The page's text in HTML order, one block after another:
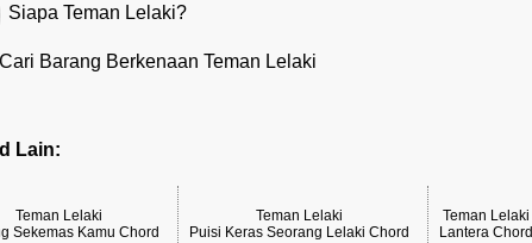
Siapa Teman Lelaki?
Cari Barang Berkenaan Teman Lelaki
Lain:
Teman Lelaki
Sekemas Kamu Chord
Teman Lelaki
Puisi Keras Seorang Lelaki Chord
Teman Lelaki
Lantera Chord